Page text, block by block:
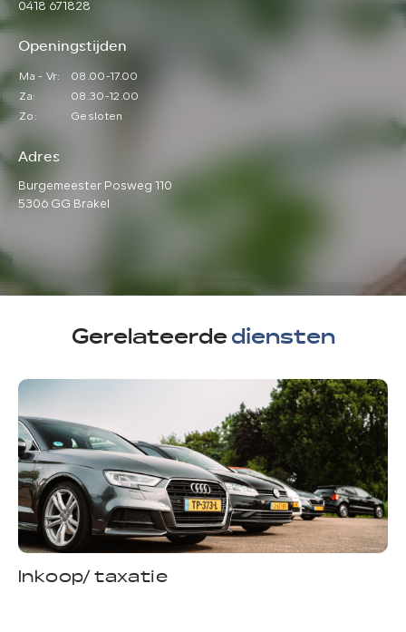
0418 671828
Openingstijden
Ma - Vr:
08.00-17.00
Za:
08.30-12.00
Zo:
Gesloten
Adres
Burgemeester Posweg 110
5306 GG Brakel
Gerelateerdediensten
Inkoop/ taxatie